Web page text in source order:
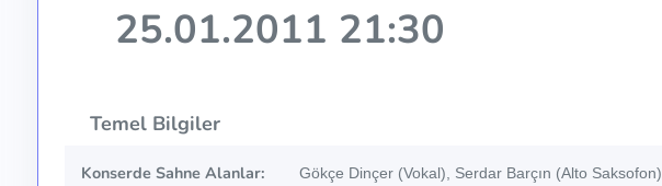
25.01.2011 21:30
Temel Bilgiler
Konserde Sahne Alanlar:
Gökçe Dinçer (Vokal), Serdar Barçın (Alto Saksofon),